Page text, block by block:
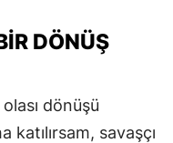
DÖNÜŞ
dönüşü
katılırsam, savaşçı